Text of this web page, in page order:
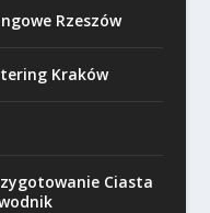
Rzeszów
Kraków
Ciasta